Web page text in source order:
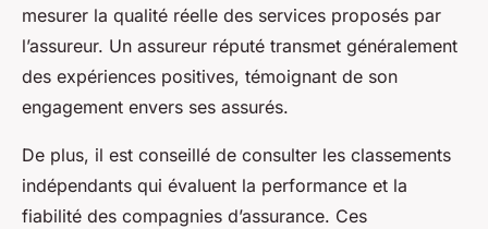
mesurer la qualité réelle des services proposés par
l’assureur. Un assureur réputé transmet généralement
des expériences positives, témoignant de son
engagement envers ses assurés.
De plus, il est conseillé de consulter les classements
indépendants qui évaluent la performance et la
fiabilité des compagnies d’assurance. Ces